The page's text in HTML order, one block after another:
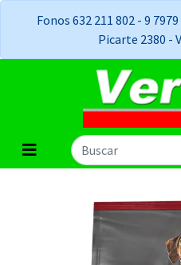
Fonos 632 211 802 - 9
Picarte 2380 -